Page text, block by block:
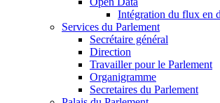
Intégration du flux en
Services du Parlement
Secrétaire général
Direction
Travailler pour le Parlement
Organigramme
Secretaires du Parlement